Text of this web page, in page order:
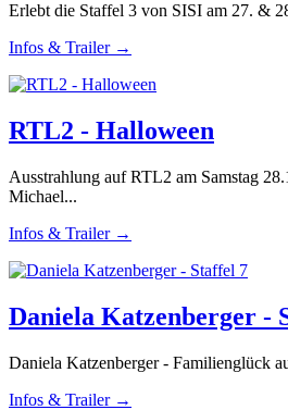
Erlebt die Staffel 3 von SISI am 27. &
Infos & Trailer →
RTL2 - Halloween
Ausstrahlung auf RTL2 am Samstag
Michael...
Infos & Trailer →
Daniela Katzenberger -
Daniela Katzenberger - Familienglück
Infos & Trailer →